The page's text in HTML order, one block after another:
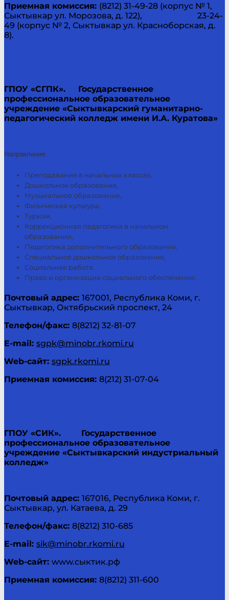
Приемная комиссия: (8212) 31-49-28 (корпус № 1,
Сыктывкар ул. Морозова, д. 122), 23-24-
49 (корпус № 2, Сыктывкар ул. Красноборская, д.
8).
ГПОУ «СГПК». Государственное
профессиональное образовательное
учреждение «Сыктывкарский гуманитарно-
педагогический колледж имени И.А. Куратова»
Направления:
Преподавание в начальных классах,
Дошкольное образование,
Музыкальное образование,
Физическая культура,
Туризм,
Коррекционная педагогика в начальном
образовании,
Педагогика дополнительного образования,
Специальное дошкольное образование,
Социальная работа.
Право и организация социального обеспечения.
Почтовый адрес: 167001, Республика Коми, г.
Сыктывкар, Октябрьский проспект, 24
Телефон/факс: 8(8212) 32-81-07
E-mail: sgpk@minobr.rkomi.ru
Web-сайт: sgpk.rkomi.ru
Приемная комиссия: 8(212) 31-07-04
ГПОУ «СИК». Государственное
профессиональное образовательное
учреждение «Сыктывкарский индустриальный
колледж»
Почтовый адрес: 167016, Республика Коми, г.
Сыктывкар, ул. Катаева, д. 29
Телефон/факс: 8(8212) 310-685
E-mail: sik@minobr.rkomi.ru
Web-сайт: www.cыктик.рф
Приемная комиссия: 8(8212) 311-600